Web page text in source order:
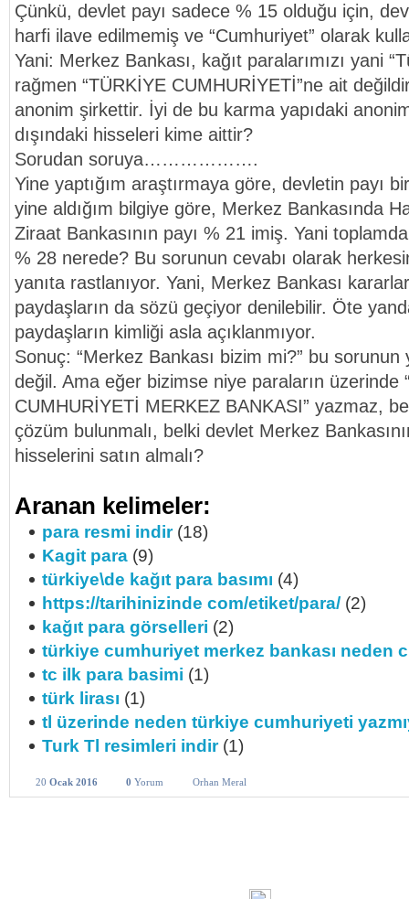
Çünkü, devlet payı sadece % 15 olduğu için,
harfi ilave edilmemiş ve “Cumhuriyet” olarak
Yani: Merkez Bankası, kağıt paralarımızı yani
rağmen “TÜRKİYE CUMHURİYETİ”ne ait
anonim şirkettir. İyi de bu karma yapıdaki
dışındaki hisseleri kime aittir?
Sorudan soruya……………….
Yine yaptığım araştırmaya göre, devletin payı
yine aldığım bilgiye göre, Merkez Bankasında
Ziraat Bankasının payı % 21 imiş. Yani
% 28 nerede? Bu sorunun cevabı olarak
yanıta rastlanıyor. Yani, Merkez Bankası
paydaşların da sözü geçiyor denilebilir. Öte
paydaşların kimliği asla açıklanmıyor.
Sonuç: “Merkez Bankası bizim mi?” bu sorunun
değil. Ama eğer bizimse niye paraların üzerinde
CUMHURİYETİ MERKEZ BANKASI” yazmaz,
çözüm bulunmalı, belki devlet Merkez
hisselerini satın almalı?
Aranan kelimeler:
para resmi indir(18)
Kagit para (9)
türkiye\de kağıt para basımı (4)
https://tarihinizinde com/etiket/para/ (2)
kağıt para görselleri (2)
türkiye cumhuriyet merkez bankası neden
tc ilk para basimi (1)
türk lirası (1)
tl üzerinde neden türkiye cumhuriyeti
Turk Tl resimleri indir(1)
20 Ocak 2016 0 Yorum Orhan Meral